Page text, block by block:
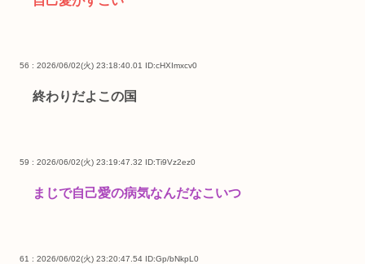
56 : 2026/06/02(火) 23:18:40.01 ID:cHXImxcv0
終わりだよこの国
59 : 2026/06/02(火) 23:19:47.32 ID:Ti9Vz2ez0
まじで自己愛の病気なんだなこいつ
61 : 2026/06/02(火) 23:20:47.54 ID:Gp/bNkpL0